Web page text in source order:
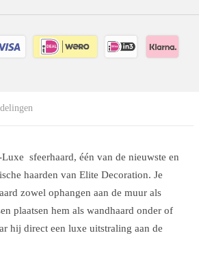
sfeerhaard, één van de nieuwste en
haarden van Elite Decoration. Je
zowel ophangen aan de muur als
plaatsen hem als wandhaard onder of
hij direct een luxe uitstraling aan de